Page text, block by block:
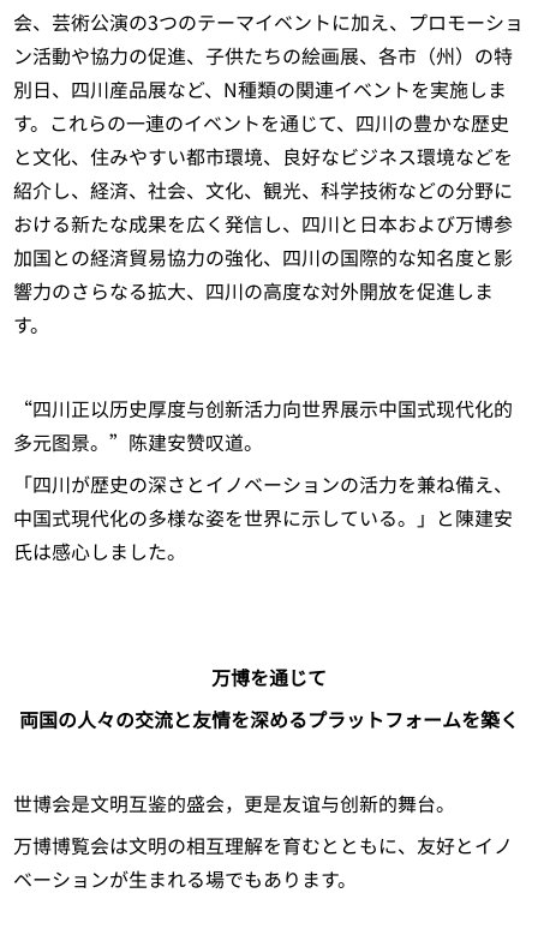
会、芸術公演の3つのテーマイベントに加え、プロモーショ
ン活動や協力の促進、子供たちの絵画展、各市（州）の特
別日、四川産品展など、N種類の関連イベントを実施しま
す。これらの一連のイベントを通じて、四川の豊かな歴史
と文化、住みやすい都市環境、良好なビジネス環境などを
紹介し、経済、社会、文化、観光、科学技術などの分野に
おける新たな成果を広く発信し、四川と日本および万博参
加国との経済貿易協力の強化、四川の国際的な知名度と影
響力のさらなる拡大、四川の高度な対外開放を促進しま
す。
“四川正以历史厚度与创新活力向世界展示中国式现代化的
多元图景。”陈建安赞叹道。
「四川が歴史の深さとイノベーションの活力を兼ね備え、
中国式現代化の多様な姿を世界に示している。」と陳建安
氏は感心しました。
万博を通じて
両国の人々の交流と友情を深めるプラットフォームを築く
世博会是文明互鉴的盛会，更是友谊与创新的舞台。
万博博覧会は文明の相互理解を育むとともに、友好とイノ
ベーションが生まれる場でもあります。